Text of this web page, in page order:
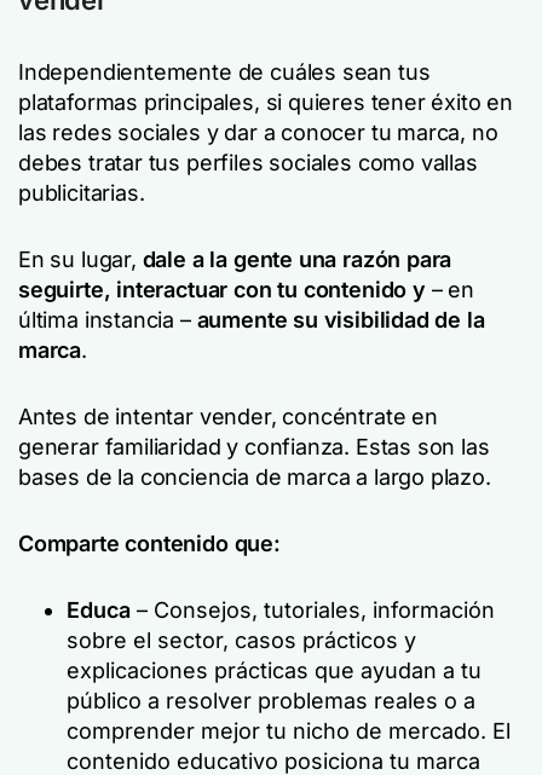
Independientemente de cuáles sean tus
plataformas principales, si quieres tener éxito en
las redes sociales y dar a conocer tu marca, no
debes tratar tus perfiles sociales como vallas
publicitarias.
En su lugar, dale a la gente una razón para
seguirte, interactuar con tu contenido y – en
última instancia – aumente su visibilidad de la
marca.
Antes de intentar vender, concéntrate en
generar familiaridad y confianza. Estas son las
bases de la conciencia de marca a largo plazo.
Comparte contenido que:
Educa – Consejos, tutoriales, información
sobre el sector, casos prácticos y
explicaciones prácticas que ayudan a tu
público a resolver problemas reales o a
comprender mejor tu nicho de mercado. El
contenido educativo posiciona tu marca